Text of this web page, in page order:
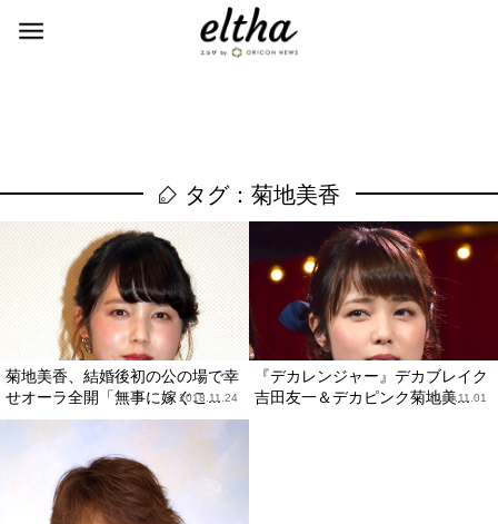
タグ：菊地美香
菊地美香、結婚後初の公の場で幸
せオーラ全開「無事に嫁ぐこ...
2018.11.24
『デカレンジャー』デカブレイク
吉田友一＆デカピンク菊地美...
2018.11.01